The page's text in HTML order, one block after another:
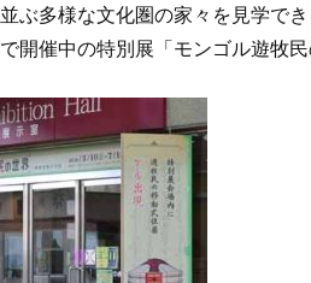
ぶ多様な文化圏の家々を見学で
開催中の特別展「モンゴル遊牧民